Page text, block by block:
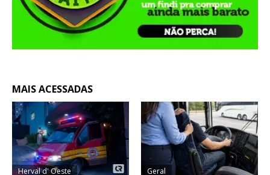
MAIS ACESSADAS
Herval d' Oeste Geral